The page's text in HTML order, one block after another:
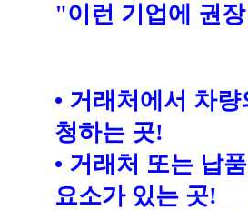
"이런 기업에 권
• 거래처에서 차
청하는 곳!
• 거래처 또는 납
요소가 있는 곳!